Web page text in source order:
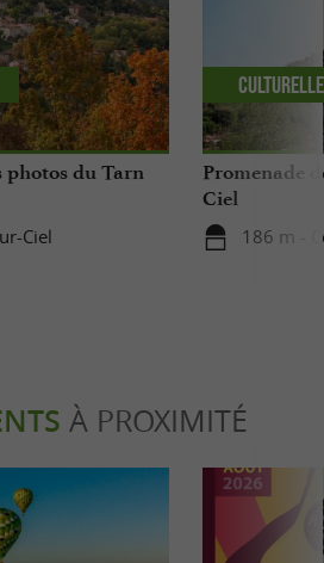
photos du Tarn
Ciel
Promenade
Ciel
186 m -
Culturelle
À PROXIMITÉ